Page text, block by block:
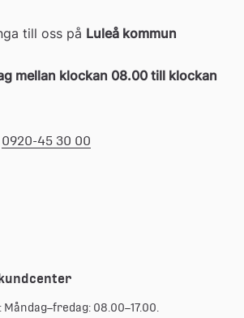
till oss på Luleå kommun
mellan klockan 08.00 till klockan
0920-45 30 00
08.00–17.00.